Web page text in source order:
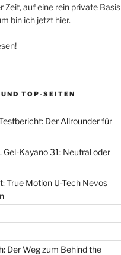
Zeit, auf eine rein private Basis
bin ich jetzt hier.
TOP-SEITEN
Der Allrounder für
Gel-Kayano 31: Neutral oder
True Motion U-Tech Nevos
Der Weg zum Behind the